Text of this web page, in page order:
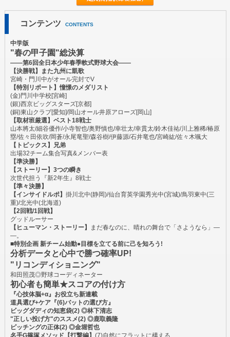
コンテンツ CONTENTS
中学版
"春の甲子園"総決算
――第6回全日本少年春季軟式野球大会――
【決勝戦】また九州に凱歌
宮崎・門川中がオール完封でV
【特別リポート】憧憬のメダリスト
(金)門川中学校[宮崎]
(銀)西京ビッグスターズ[京都]
(銅)東山クラブ[愛知]/岡山オール井原アローズ[岡山]
【取材班厳選】ベスト18戦士
山本將太/細谷優作/小寺智也/奥野慎也/幸壮太/幸貫太/鈴木佳祐/川上雅稀/椿原
塁/佐々田依吹/岡蒼/永尾竜聖/森谷樹/伊藤源/石井竜也/宮崎紘/佐々木颯大
【トピックス】兄弟
出場32チーム集合写真&メンバー表
【準決勝】
【ストーリー】3つの瞬き
次世代担う『新2年生』8戦士
【準々決勝】
【インサイドルポ】 掛川北中(静岡)/仙台育英学園秀光中(宮城)/鳥羽東中(三
重)/北光中(北海道)
【2回戦/1回戦】
グッドルーサー
【ヒューマン・ストーリー】
まだ春なのに、晴れの舞台で「さようなら」―
―。
■特別企画 新チーム始動●目標を立てる前に己を知ろう!
分析データと心中で勝つ確率UP!
"リコンディショニング"
和田照茂◎野球コーディネーター
初心者も簡単★スコアの付け方
『心技体脳+α』お役立ち新連載
道具選び+ケア『(6)バットの選び方』
ビッグダディの知恵袋(2) ◎林下清志
"正しい投げ方"のススメ(2) ◎鹿取義隆
ピッチングの正体(2) ◎金堀哲也
名手G篠塚メソッド【打撃編】 (7)自然にフラットに構える